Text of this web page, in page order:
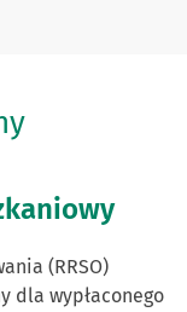
(RRSO)
dla wypłaconego